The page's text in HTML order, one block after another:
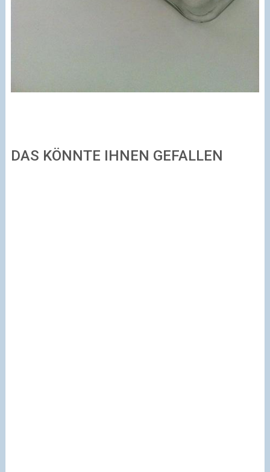
DAS KÖNNTE IHNEN GEFALLEN